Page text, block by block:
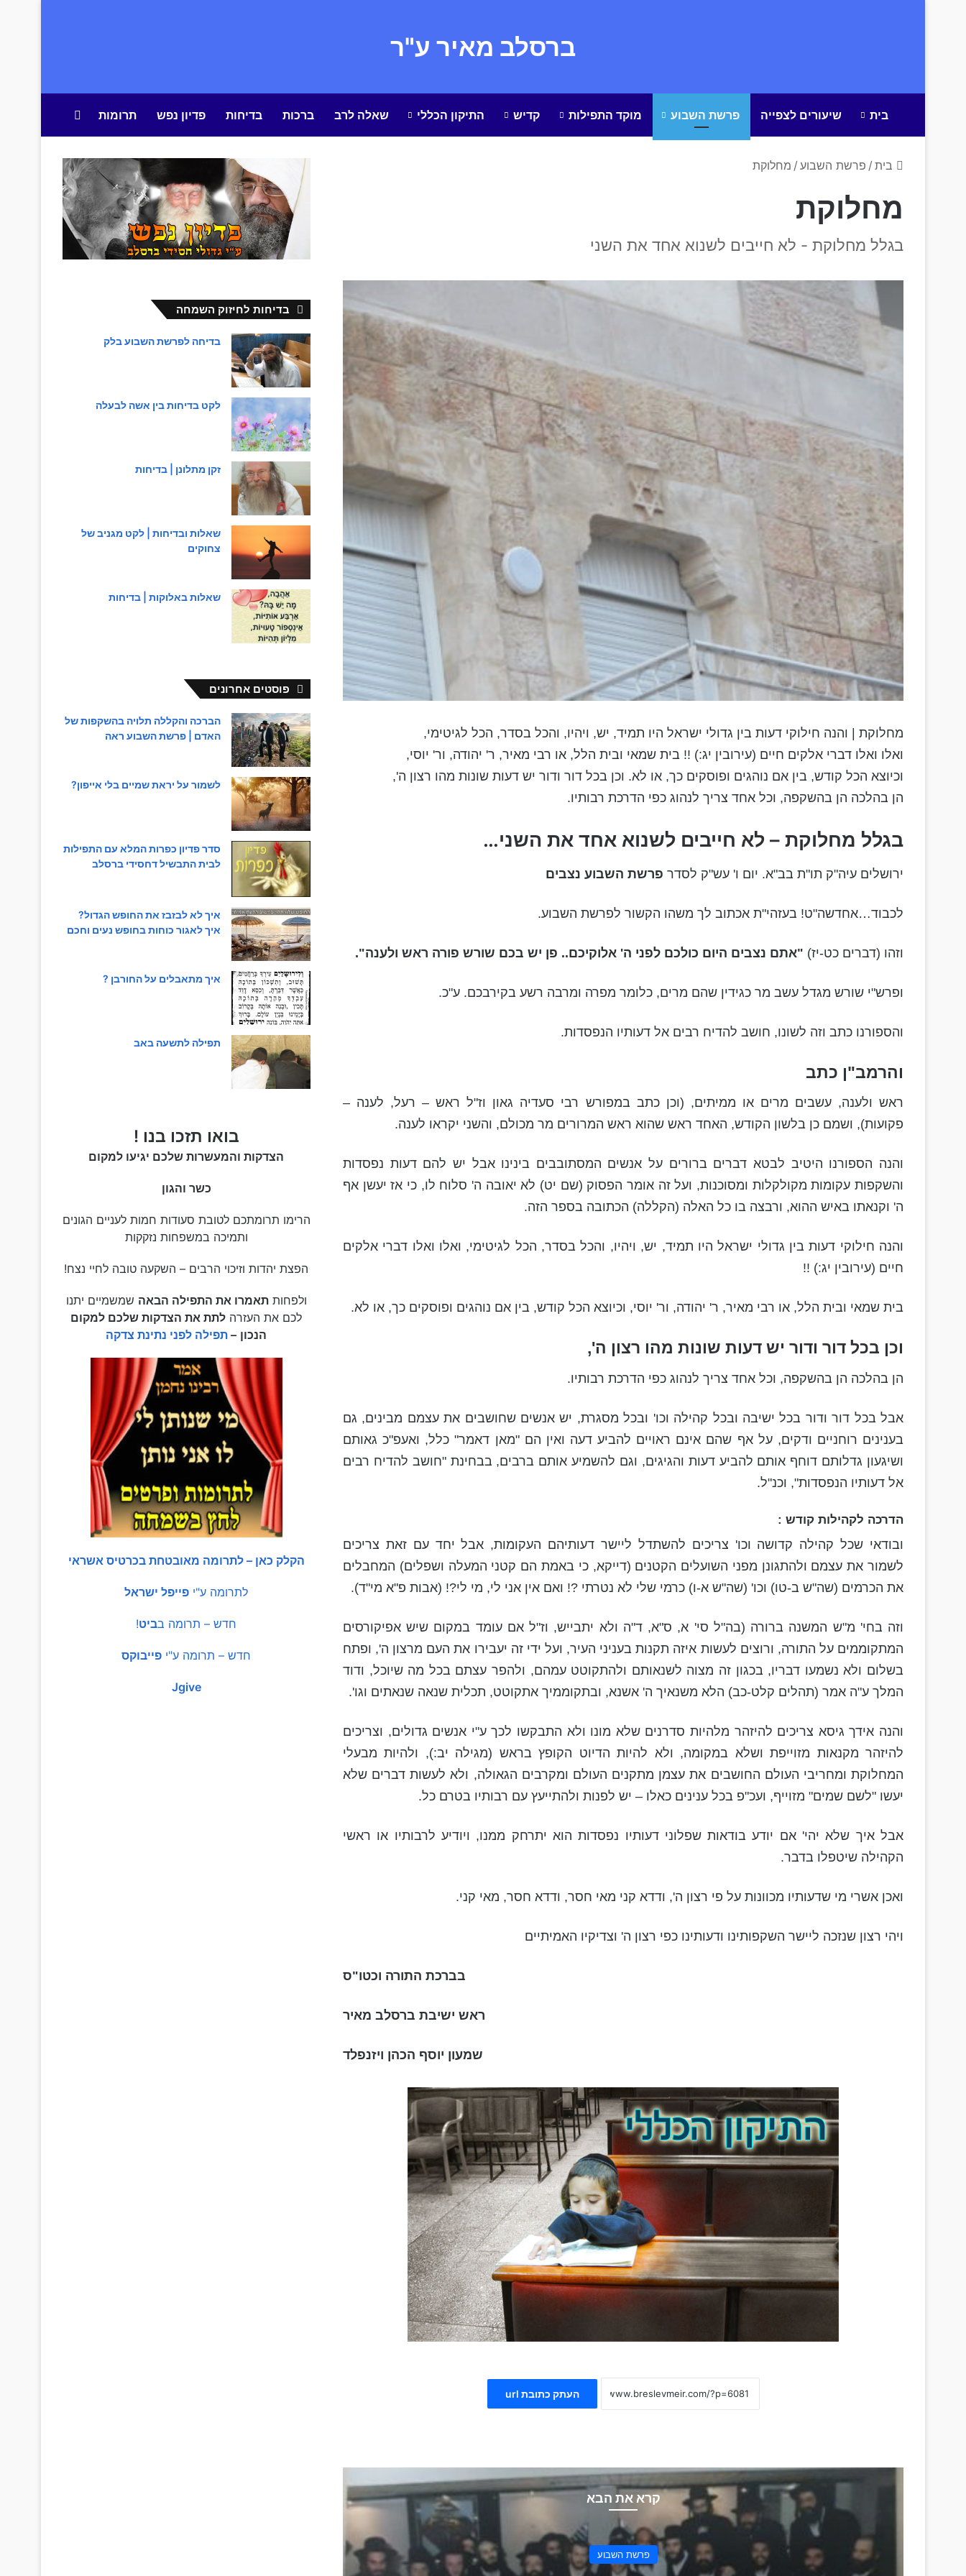
ברסלב מאיר ע"ר
בית שיעורים לצפייה פרשת השבוע מוקד התפילות קדיש התיקון הכללי שאלה לרב ברכות בדיחות פדיון נפש תרומות
בית / פרשת השבוע / מחלוקת
מחלוקת
בגלל מחלוקת - לא חייבים לשנוא אחד את השני
מחלוקת | והנה חילוקי דעות בין גדולי ישראל היו תמיד, יש, ויהיו, והכל בסדר, הכל לגיטימי,
ואלו ואלו דברי אלקים חיים (עירובין יג:) !! בית שמאי ובית הלל, או רבי מאיר, ר' יהודה, ור' יוסי,
וכיוצא הכל קודש, בין אם נוהגים ופוסקים כך, או לא. וכן בכל דור ודור יש דעות שונות מהו רצון ה',
הן בהלכה הן בהשקפה, וכל אחד צריך לנהוג כפי הדרכת רבותיו.
בגלל מחלוקת – לא חייבים לשנוא אחד את השני…
ירושלים עיה"ק תו"ת בב"א. יום ו' עש"ק לסדר פרשת השבוע נצבים
לכבוד…אחדשה"ט! בעזהי"ת אכתוב לך משהו הקשור לפרשת השבוע.
וזהו (דברים כט-יז) "אתם נצבים היום כולכם לפני ה' אלוקיכם.. פן יש בכם שורש פורה ראש ולענה".
ופרש"י שורש מגדל עשב מר כגידין שהם מרים, כלומר מפרה ומרבה רשע בקירבכם. ע"כ.
והספורנו כתב וזה לשונו, חושב להדיח רבים אל דעותיו הנפסדות.
והרמב"ן כתב
ראש ולענה, עשבים מרים או ממיתים, (וכן כתב במפורש רבי סעדיה גאון וז"ל ראש – רעל, לענה –
פקועות), ושמם כן בלשון הקודש, האחד ראש שהוא ראש המרורים מר מכולם, והשני יקראו לענה.
והנה הספורנו היטיב לבטא דברים ברורים על אנשים המסתובבים בינינו אבל יש להם דעות נפסדות
והשקפות עקומות מקולקלות ומסוכנות, ועל זה אומר הפסוק (שם יט) לא יאובה ה' סלוח לו, כי אז יעשן אף
ה' וקנאתו באיש ההוא, ורבצה בו כל האלה (הקללה) הכתובה בספר הזה.
והנה חילוקי דעות בין גדולי ישראל היו תמיד, יש, ויהיו, והכל בסדר, הכל לגיטימי, ואלו ואלו דברי אלקים
חיים (עירובין יג:) !!
בית שמאי ובית הלל, או רבי מאיר, ר' יהודה, ור' יוסי, וכיוצא הכל קודש, בין אם נוהגים ופוסקים כך, או לא.
וכן בכל דור ודור יש דעות שונות מהו רצון ה',
הן בהלכה הן בהשקפה, וכל אחד צריך לנהוג כפי הדרכת רבותיו.
אבל בכל דור ודור בכל ישיבה ובכל קהילה וכו' ובכל מסגרת, יש אנשים שחושבים את עצמם מבינים, גם
בענינים רוחניים ודקים, על אף שהם אינם ראויים להביע דעה ואין הם "מאן דאמר" כלל, ואעפ"כ גאותם
ושיגעון גדלותם דוחף אותם להביע דעות והגיגים, וגם להשמיע אותם ברבים, בבחינת "חושב להדיח רבים
אל דעותיו הנפסדות", וכנ"ל.
הדרכה לקהילות קודש :
ובודאי שכל קהילה קדושה וכו' צריכים להשתדל ליישר דעותיהם העקומות, אבל יחד עם זאת צריכים
לשמור את עצמם ולהתגונן מפני השועלים הקטנים (דייקא, כי באמת הם קטני המעלה ושפלים) המחבלים
את הכרמים (שה"ש ב-טו) וכו' (שה"ש א-ו) כרמי שלי לא נטרתי ?! ואם אין אני לי, מי לי?! (אבות פ"א מי"ד).
וזה בחי' מ"ש המשנה ברורה (בה"ל סי' א, ס"א, ד"ה ולא יתבייש, וז"ל אם עומד במקום שיש אפיקורסים
המתקוממים על התורה, ורוצים לעשות איזה תקנות בעניני העיר, ועל ידי זה יעבירו את העם מרצון ה', ופתח
בשלום ולא נשמעו דבריו, בכגון זה מצוה לשנאותם ולהתקוטט עמהם, ולהפר עצתם בכל מה שיוכל, ודוד
המלך ע"ה אמר (תהלים קלט-כב) הלא משנאיך ה' אשנא, ובתקוממיך אתקוטט, תכלית שנאה שנאתים וגו'.
והנה אידך גיסא צריכים להיזהר מלהיות סדרנים שלא מונו ולא התבקשו לכך ע"י אנשים גדולים, וצריכים
להיזהר מקנאות מזוייפת ושלא במקומה, ולא להיות הדיוט הקופץ בראש (מגילה יב:), ולהיות מבעלי
המחלוקת ומחריבי העולם החושבים את עצמן מתקנים העולם ומקרבים הגאולה, ולא לעשות דברים שלא
יעשו "לשם שמים" מזוייף, ועכ"פ בכל ענינים כאלו – יש לפנות ולהתייעץ עם רבותיו בטרם כל.
אבל איך שלא יהי' אם יודע בודאות שפלוני דעותיו נפסדות הוא יתרחק ממנו, ויודיע לרבותיו או ראשי
הקהילה שיטפלו בדבר.
ואכן אשרי מי שדעותיו מכוונות על פי רצון ה', ודדא קני מאי חסר, ודדא חסר, מאי קני.
ויהי רצון שנזכה ליישר השקפותינו ודעותינו כפי רצון ה' וצדיקיו האמיתיים
בברכת התורה וכטו"ס
ראש ישיבת ברסלב מאיר
שמעון יוסף הכהן ויזנפלד
העתק כתובת url
קרא את הבא
פרשת השבוע
בדיחות לחיזוק השמחה
בדיחה לפרשת השבוע בלק
לקט בדיחות בין אשה לבעלה
זקן מתלונן | בדיחות
שאלות ובדיחות | לקט מגניב של
צחוקים
שאלות באלוקות | בדיחות
פוסטים אחרונים
הברכה והקללה תלויה בהשקפות של
האדם | פרשת השבוע ראה
לשמור על יראת שמיים בלי אייפון?
סדר פדיון כפרות המלא עם התפילות
לבית התבשיל דחסידי ברסלב
איך לא לבזבז את החופש הגדול?
איך לאגור כוחות בחופש נעים וחכם
איך מתאבלים על החורבן ?
תפילה לתשעה באב
בואו תזכו בנו !
הצדקות והמעשרות שלכם יגיעו למקום
כשר והגון
הרימו תרומתכם לטובת סעודות חמות לעניים הגונים
ותמיכה במשפחות נזקקות
הפצת יהדות וזיכוי הרבים – השקעה טובה לחיי נצח!
ולפחותתאמרו את התפילה הבאה שמשמיים יתנו
לכם את העזרה לתת את הצדקות שלכם למקום
הנכון – תפילה לפני נתינת צדקה
הקלק כאן – לתרומה מאובטחת בכרטיס אשראי
לתרומה ע"י פייפל ישראל
חדש – תרומה בביט!
חדש – תרומה ע"י פייבוקס
Jgive